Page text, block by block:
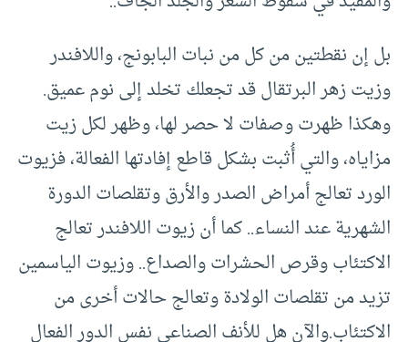
بل إن نقطتين من كل من نبات البابونج، واللافندر
وزيت زهر البرتقال قد تجعلك تخلد إلى نوم عميق.
وهكذا ظهرت وصفات لا حصر لها، وظهر لكل زيت
مزاياه، والتي أُثبت بشكل قاطع إفادتها الفعالة، فزيوت
الورد تعالج أمراض الصدر والأرق وتقلصات الدورة
الشهرية عند النساء.. كما أن زيوت اللافندر تعالج
الاكتئاب وقرص الحشرات والصداع.. وزيوت الياسمين
تزيد من تقلصات الولادة وتعالج حالات أخرى من
الاكتئاب.والآن هل للأنف الصناعي نفس الدور الفعال